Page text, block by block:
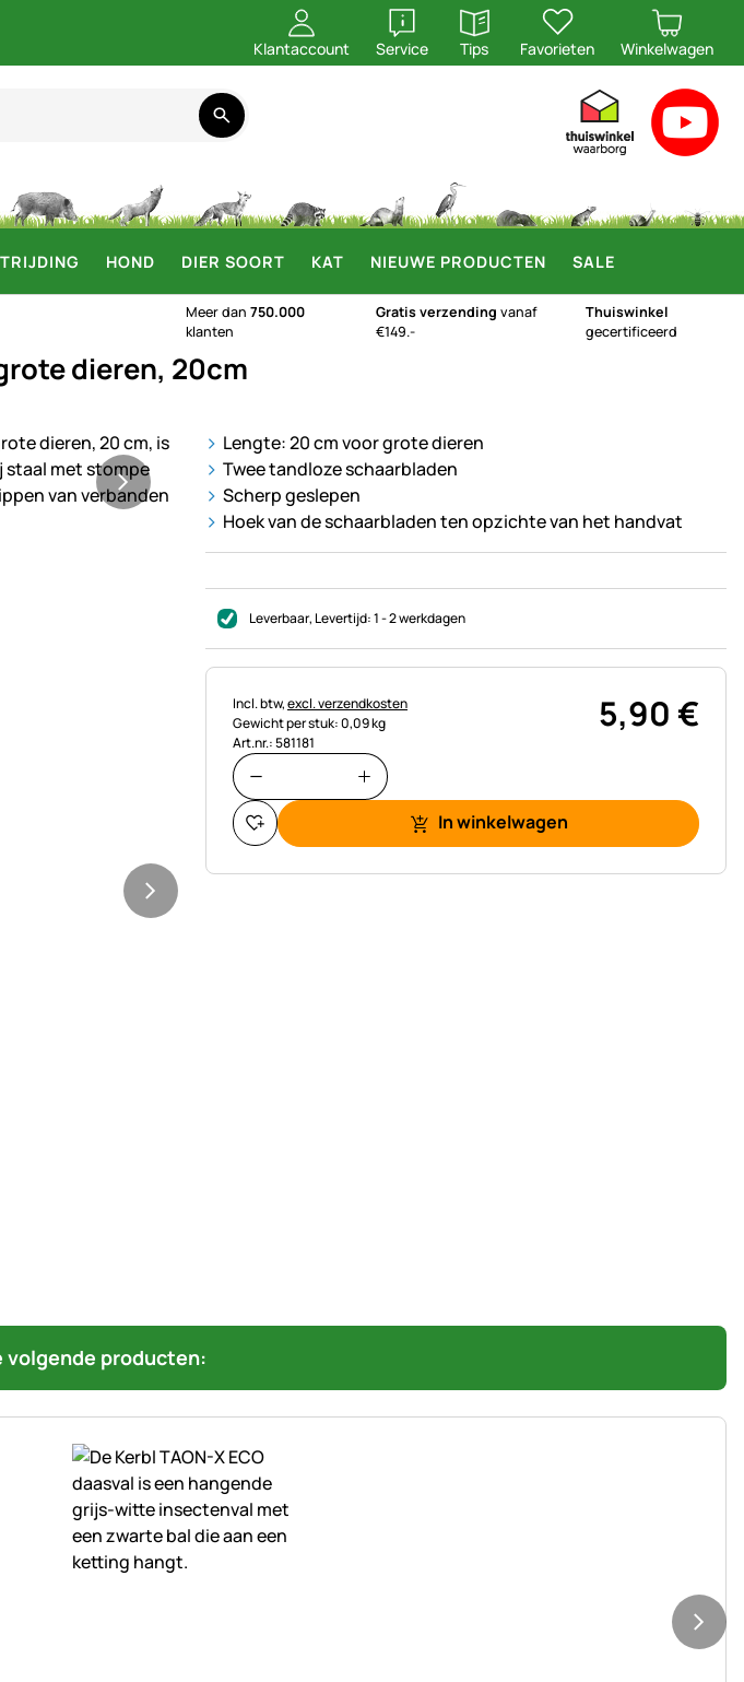
Klantaccount Service
openen
Tips
openen
Favorieten Winkelwagen
HOND DIER SOORT KAT NIEUWE PRODUCTEN SALE
Meer dan750.000
klanten
Gratis verzending vanaf
€149.-
Thuiswinkel
gecertificeerd
dieren, 20cm
Lengte: 20 cm voor grote dieren
Twee tandloze schaarbladen
Scherp geslepen
Hoek van de schaarbladen ten opzichte van het handvat
Leverbaar, Levertijd:1 - 2 werkdagen
Belastinginformatie:
Incl. btw,excl. verzendkosten
Gewicht per stuk: 0,09 kg
Art.nr.: 581181
5,90€
In winkelwagen
volgende producten: